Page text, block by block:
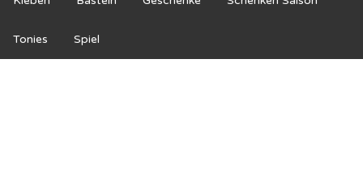
Tonies Spiel